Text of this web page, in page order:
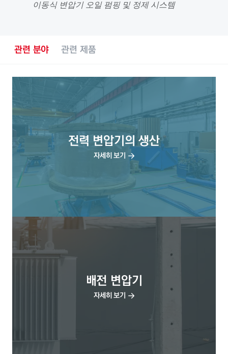
이동식 변압기 오일 펌핑 및 정제 시스템
관련 분야 관련 제품
전력 변압기의 생산
자세히 보기
배전 변압기
자세히 보기